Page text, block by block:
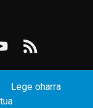
Lege oharra